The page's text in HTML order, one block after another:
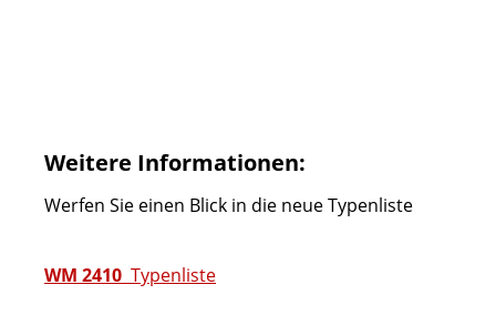
Weitere Informationen:
Werfen Sie einen Blick in die neue Typenliste
WM 2410 Typenliste